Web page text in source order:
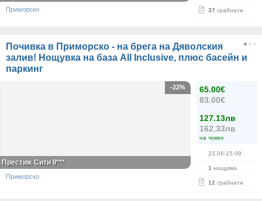
37 грабнати
Приморско
Почивка в Приморско - на брега на Дяволския
залив! Нощувка на база All Inclusive, плюс басейн и
паркинг
65.00€
83.00€
127.13лв
162.33лв
на човек
23.06-15.09
1 нощувка
12 грабнати
-22%
Престиж Сити II***
Приморско